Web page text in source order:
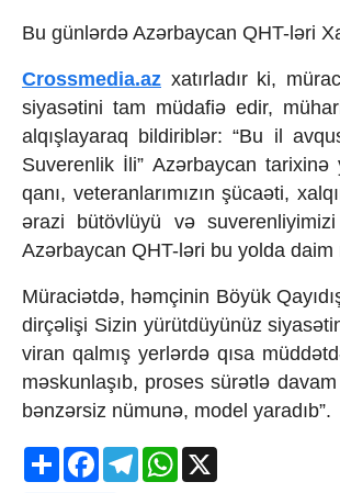
Gənclər və İdman
Media və QHT
Hadisə
Sağlamlıq
Sosium
Mənəvi dəyərlər
Texnologiya
Mətbuat-150
Əlaqə
Missiyamız
Bu günlərdə Azərbaycan QHT-ləri
Crossmedia.az xatırladır ki,
siyasətini tam müdafiə edir,
alqışlayaraq bildiriblər: “Bu il
Suverenlik İli” Azərbaycan
qanı, veteranlarımızın şücaəti,
ərazi bütövlüyü və
Azərbaycan QHT-ləri bu yolda daim
Müraciətdə, həmçinin Böyük
dirçəlişi Sizin yürütdüyünüz
viran qalmış yerlərdə qısa
məskunlaşıb, proses sürətlə
bənzərsiz nümunə, model yaradıb”.
ShareFacebookTelegramWhatsApp